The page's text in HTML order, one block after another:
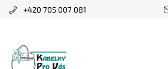
+420 705 007 081